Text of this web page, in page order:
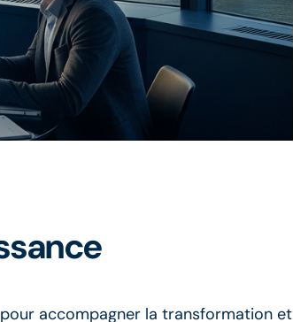
accompagner la transformation et